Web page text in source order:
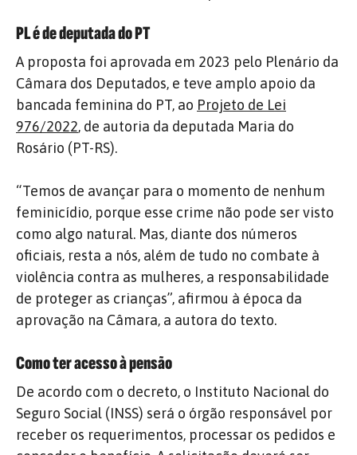
PL é de deputada do PT
A proposta foi aprovada em 2023 pelo Plenário da
Câmara dos Deputados, e teve amplo apoio da
bancada feminina do PT, ao Projeto de Lei
976/2022, de autoria da deputada Maria do
Rosário (PT-RS).
“Temos de avançar para o momento de nenhum
feminicídio, porque esse crime não pode ser visto
como algo natural. Mas, diante dos números
oficiais, resta a nós, além de tudo no combate à
violência contra as mulheres, a responsabilidade
de proteger as crianças”, afirmou à época da
aprovação na Câmara, a autora do texto.
Como ter acesso à pensão
De acordo com o decreto, o Instituto Nacional do
Seguro Social (INSS) será o órgão responsável por
receber os requerimentos, processar os pedidos e